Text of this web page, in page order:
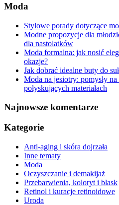
Moda
Stylowe porady dotyczące
Modne propozycje dla
dla nastolatków
Moda formalna: jak nosić
okazje?
Jak dobrać idealne buty do
Moda na jesiotry: pomysły
połyskujących materiałach
Najnowsze komentarze
Kategorie
Anti-aging i skóra dojrzała
Inne tematy
Moda
Oczyszczanie i demakijaż
Przebarwienia, koloryt i blask
Retinol i kuracje retinoidowe
Uroda